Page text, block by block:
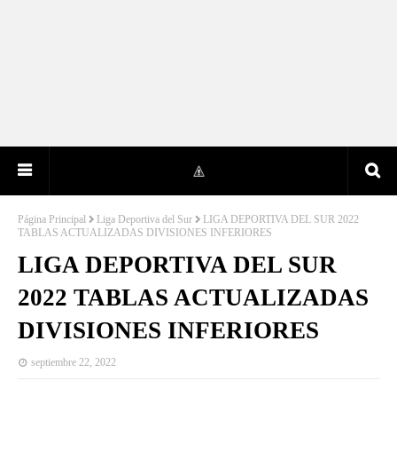
Página Principal Liga Deportiva del Sur
LIGA DEPORTIVA DEL SUR 2022
TABLAS ACTUALIZADAS DIVISIONES INFERIORES
LIGA DEPORTIVA DEL SUR
2022 TABLAS ACTUALIZADAS
DIVISIONES INFERIORES
septiembre 22, 2022